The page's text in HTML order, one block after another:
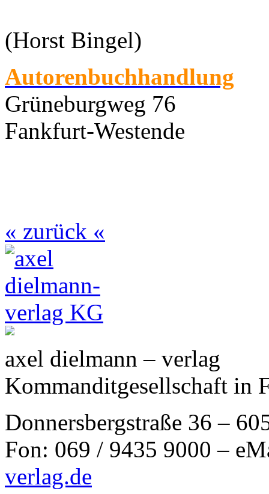
(Horst Bingel)
Autorenbuchhandlung
Grüneburgweg 76
Fankfurt-Westende
« zurück «
axel dielmann – verlag
Kommanditgesellschaft in
Donnersbergstraße 36 –
Fon: 069 / 9435 9000 –
verlag.de